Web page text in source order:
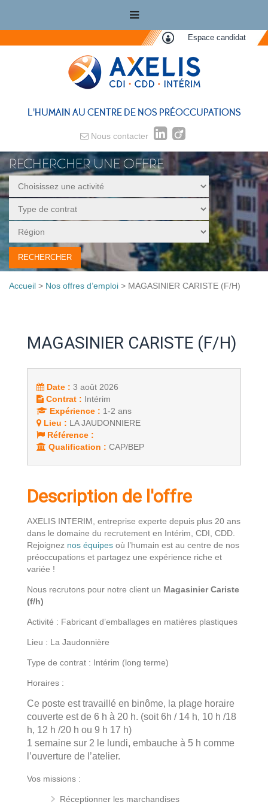
Espace candidat
L'HUMAIN AU CENTRE DE NOS PRÉOCCUPATIONS
Nous contacter
RECHERCHER UNE OFFRE
Accueil > Nos offres d’emploi > MAGASINIER CARISTE (F/H)
MAGASINIER CARISTE (F/H)
Date : 3 août 2026
Contrat : Intérim
Expérience : 1-2 ans
Lieu : LA JAUDONNIERE
Référence :
Qualification : CAP/BEP
Description de l'offre
AXELIS INTERIM, entreprise experte depuis plus 20 ans
dans le domaine du recrutement en Intérim, CDI, CDD.
Rejoignez nos équipes où l’humain est au centre de nos
préoccupations et partagez une expérience riche et
variée !
Nous recrutons pour notre client un Magasinier Cariste
(f/h)
Activité : Fabricant d’emballages en matières plastiques
Lieu : La Jaudonnière
Type de contrat : Intérim (long terme)
Horaires :
Ce poste est travaillé en binôme, la plage horaire
couverte est de 6 h à 20 h. (soit 6h / 14 h, 10 h /18
h, 12 h /20 h ou 9 h 17 h)
1 semaine sur 2 le lundi, embauche à 5 h comme
l’ouverture de l’atelier.
Vos missions :
Réceptionner les marchandises